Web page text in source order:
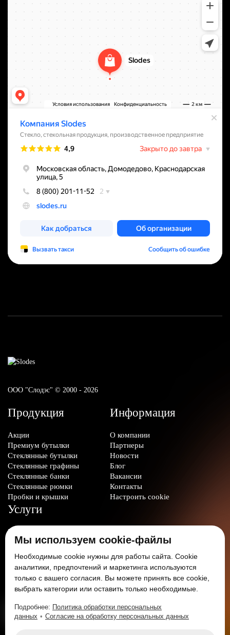
ООО "Слодэс" © 2000 - 2026
Продукция
Акции
Премиум бутылки
Стеклянные бутылки
Стеклянные графины
Стеклянные банки
Стеклянные рюмки
Пробки и крышки
Информация
О компании
Партнеры
Новости
Блог
Вакансии
Контакты
Настроить cookie
Услуги
Производство стеклотары
Изготовление
формокомплектов
Нанесение декорации
Мы в соцсетях:
Мы используем cookie-файлы
Необходимые cookie нужны для работы сайта. Cookie
аналитики, предпочтений и маркетинга используются
только с вашего согласия. Вы можете принять все cookie,
выбрать категории или оставить только необходимые.
Подробнее: Политика обработки персональных
данных • Согласие на обработку персональных данных